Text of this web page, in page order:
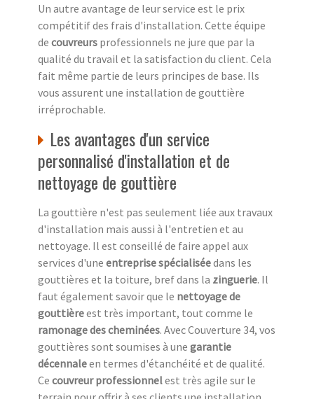
Un autre avantage de leur service est le prix
compétitif des frais d'installation. Cette équipe
de couvreurs professionnels ne jure que par la
qualité du travail et la satisfaction du client. Cela
fait même partie de leurs principes de base. Ils
vous assurent une installation de gouttière
irréprochable.
Les avantages d'un service
personnalisé d'installation et de
nettoyage de gouttière
La gouttière n'est pas seulement liée aux travaux
d'installation mais aussi à l'entretien et au
nettoyage. Il est conseillé de faire appel aux
services d'une entreprise spécialiséedans les
gouttières et la toiture, bref dans la zinguerie. Il
faut également savoir que le nettoyage de
gouttièreest très important, tout comme le
ramonage des cheminées. Avec Couverture 34, vos
gouttières sont soumises à une garantie
décennaleen termes d'étanchéité et de qualité.
Ce couvreur professionnelest très agile sur le